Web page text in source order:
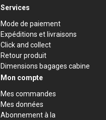
Services
Mode de paiement
Expéditions et livraisons
Click and collect
Retour produit
Dimensions bagages cabine
Mon compte
Mes commandes
Mes données
Abonnement à la